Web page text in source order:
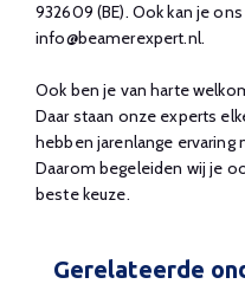
932609 (BE). Ook kan je
info@beamerexpert.nl.
Ook ben je van harte
Daar staan onze experts
hebben jarenlange
Daarom begeleiden wij je
beste keuze.
Gerelateerde